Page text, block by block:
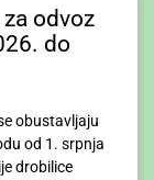
odvoz
do
obustavljaju
od 1. srpnja
drobilice